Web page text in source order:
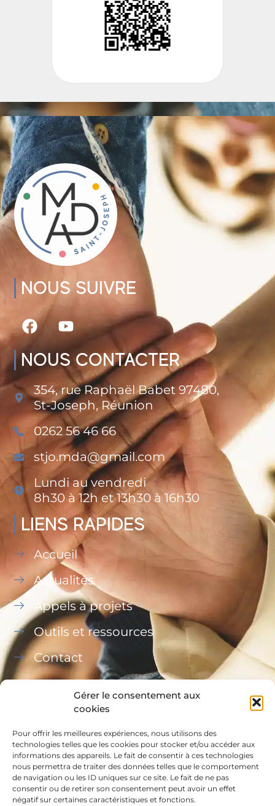
Gérer le consentement aux
cookies
Pour offrir les meilleures expériences, nous utilisons des
technologies telles que les cookies pour stocker et/ou accéder aux
informations des appareils. Le fait de consentir à ces technologies
nous permettra de traiter des données telles que le comportement
de navigation ou les ID uniques sur ce site. Le fait de ne pas
consentir ou de retirer son consentement peut avoir un effet
négatif sur certaines caractéristiques et fonctions.
NOUS SUIVRE
NOUS CONTACTER
354, rue Raphaël Babet 97480,
St-Joseph, Réunion
0262 56 46 66
stjo.mda@gmail.com
Lundi au vendredi
8h30 à 12h et 13h30 à 16h30
LIENS RAPIDES
Accueil
Actualités
Appels à projets
Outils et ressources
Contact
Ce site a été financé à l’aide du FEDER (REACT-UE)
dans le cadre de la réponse de l’Union européenne
à la pandémie COVID-19, L’Europe s’engage à La
Réunion.